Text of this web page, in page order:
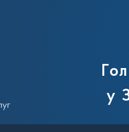
Державної
у